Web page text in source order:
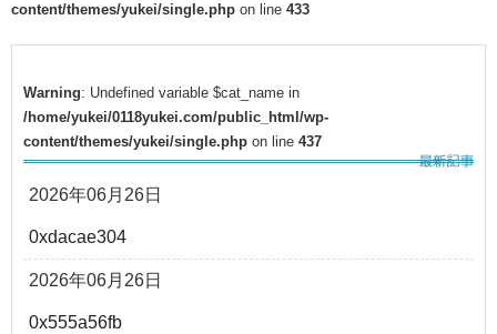
content/themes/yukei/single.php on line 433
Warning: Undefined variable $cat_name in
/home/yukei/0118yukei.com/public_html/wp-
content/themes/yukei/single.php on line 437
2026年06月26日
0xdacae304
2026年06月26日
0x555a56fb